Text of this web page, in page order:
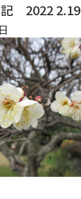
記 2022 2.19